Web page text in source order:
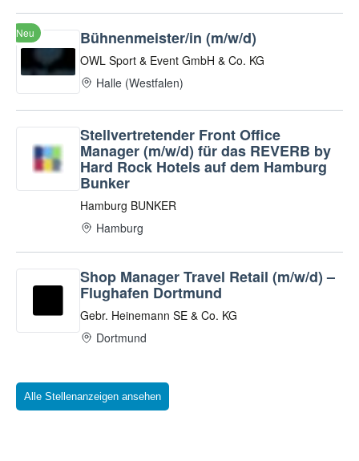
Alle Stellenanzeigen ansehen